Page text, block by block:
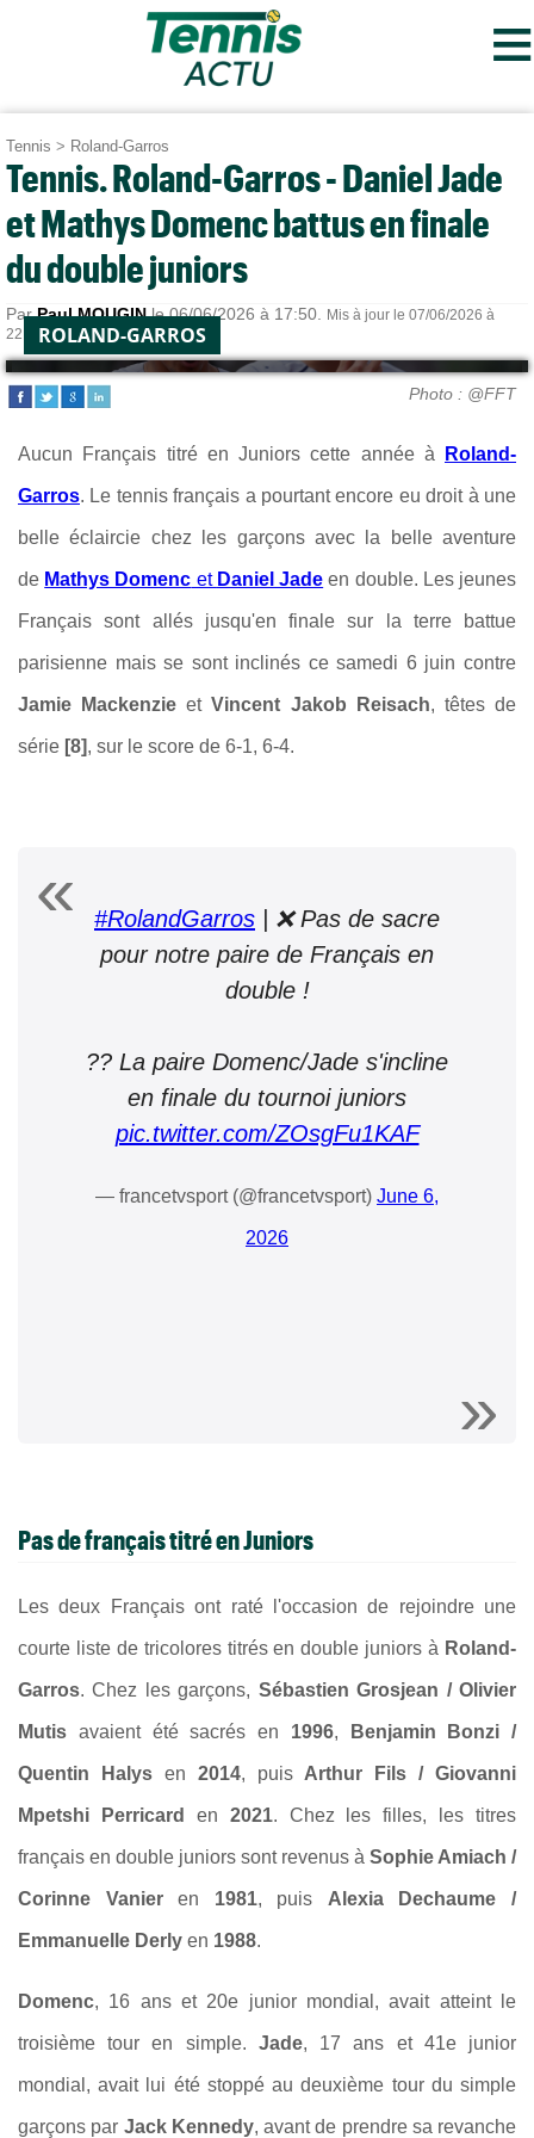
≡
Tennis > Roland-Garros
Tennis. Roland-Garros - Daniel Jade
et Mathys Domenc battus en finale
du double juniors
ParPaul MOUGINle 06/06/2026 à 17:50.
Mis à jour le 07/06/2026 à
22:10.ROLAND-GARROS
Photo : @FFT
Aucun Français titré en Juniors cette année à Roland-
Garros. Le tennis français a pourtant encore eu droit à une
belle éclaircie chez les garçons avec la belle aventure
de Mathys Domenc et Daniel Jade en double. Les jeunes
Français sont allés jusqu'en finale sur la terre battue
parisienne mais se sont inclinés ce samedi 6 juin contre
Jamie Mackenzie etVincent Jakob Reisach, têtes de
série [8], sur le score de 6-1, 6-4.
#RolandGarros | ❌ Pas de sacre
pour notre paire de Français en
double !
?? La paire Domenc/Jade s'incline
en finale du tournoi juniors
pic.twitter.com/ZOsgFu1KAF
— francetvsport (@francetvsport) June 6,
2026
Pas de français titré en Juniors
Les deux Français ont raté l'occasion de rejoindre une
courte liste de tricolores titrés en double juniors à Roland-
Garros. Chez les garçons, Sébastien Grosjean / Olivier
Mutis avaient été sacrés en 1996, Benjamin Bonzi /
Quentin Halysen 2014, puis Arthur Fils / Giovanni
Mpetshi Perricard en 2021. Chez les filles, les titres
français en double juniors sont revenus à Sophie Amiach /
Corinne Vanieren 1981, puis Alexia Dechaume /
Emmanuelle Derly en 1988.
Domenc, 16 ans et 20e junior mondial, avait atteint le
troisième tour en simple. Jade, 17 ans et 41e junior
mondial, avait lui été stoppé au deuxième tour du simple
garçons par Jack Kennedy, avant de prendre sa revanche